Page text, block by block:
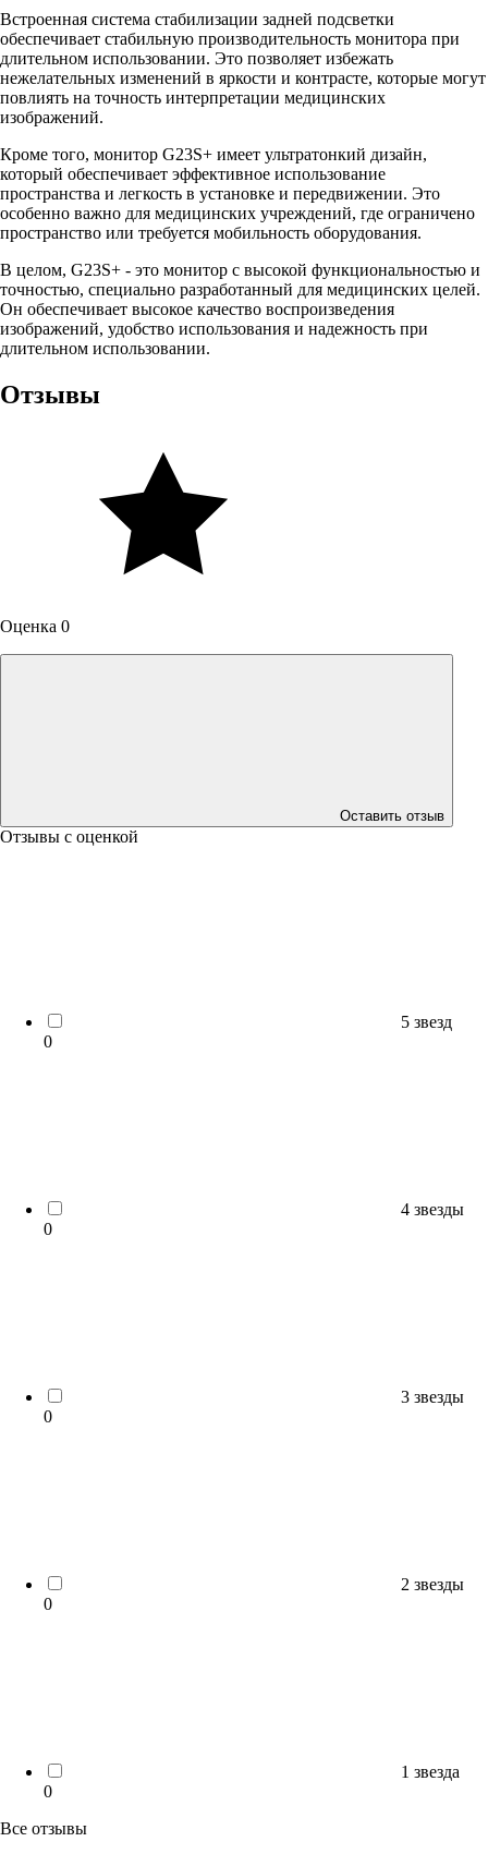
Встроенная система стабилизации задней подсветки
обеспечивает стабильную производительность монитора при
длительном использовании. Это позволяет избежать
нежелательных изменений в яркости и контрасте, которые могут
повлиять на точность интерпретации медицинских
изображений.
Кроме того, монитор G23S+ имеет ультратонкий дизайн,
который обеспечивает эффективное использование
пространства и легкость в установке и передвижении. Это
особенно важно для медицинских учреждений, где ограничено
пространство или требуется мобильность оборудования.
В целом, G23S+ - это монитор с высокой функциональностью и
точностью, специально разработанный для медицинских целей.
Он обеспечивает высокое качество воспроизведения
изображений, удобство использования и надежность при
длительном использовании.
Отзывы
Оценка 0
Оставить отзыв
Отзывы с оценкой
5 звезд
0
4 звезды
0
3 звезды
0
2 звезды
0
1 звезда
0
Все отзывы